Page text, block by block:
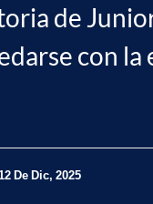
de
con
De Dic, 2025